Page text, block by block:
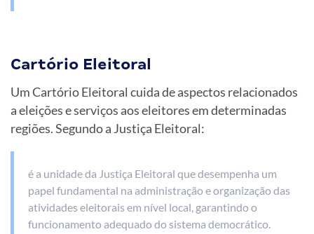
Cartório Eleitoral
Um Cartório Eleitoral cuida de aspectos relacionados
a eleições e serviços aos eleitores em determinadas
regiões. Segundo a Justiça Eleitoral:
é a unidade da Justiça Eleitoral que desempenha um
papel fundamental na administração e organização das
atividades eleitorais em nível local, garantindo o
funcionamento adequado do sistema democrático.